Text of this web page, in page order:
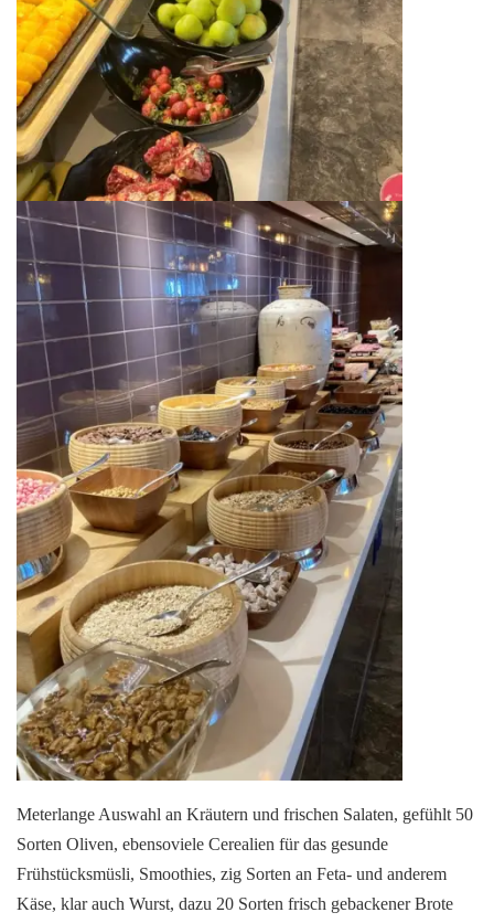
Meterlange Auswahl an Kräutern und frischen Salaten, gefühlt 50
Sorten Oliven, ebensoviele Cerealien für das gesunde
Frühstücksmüsli, Smoothies, zig Sorten an Feta- und anderem
Käse, klar auch Wurst, dazu 20 Sorten frisch gebackener Brote